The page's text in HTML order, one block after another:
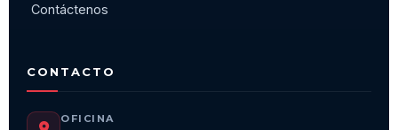
Contáctenos
CONTACTO
OFICINA